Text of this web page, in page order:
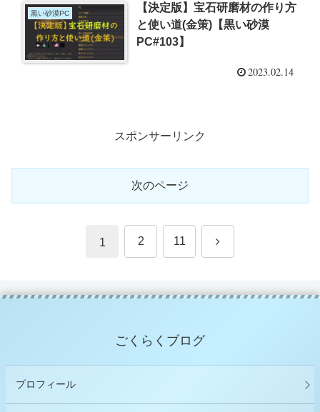
黒い砂漠PC
【決定版】宝石研磨材の作り方
と使い道(金策)【黒い砂漠
PC#103】
2023.02.14
スポンサーリンク
次のページ
1 2 11 次
ごくらくブログ
プロフィール